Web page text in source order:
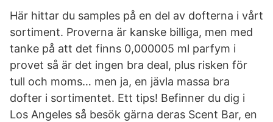
Här hittar du samples på en del av dofterna i vårt
sortiment. Proverna är kanske billiga, men med
tanke på att det finns 0,000005 ml parfym i
provet så är det ingen bra deal, plus risken för
tull och moms… men ja, en jävla massa bra
dofter i sortimentet. Ett tips! Befinner du dig i
Los Angeles så besök gärna deras Scent Bar, en